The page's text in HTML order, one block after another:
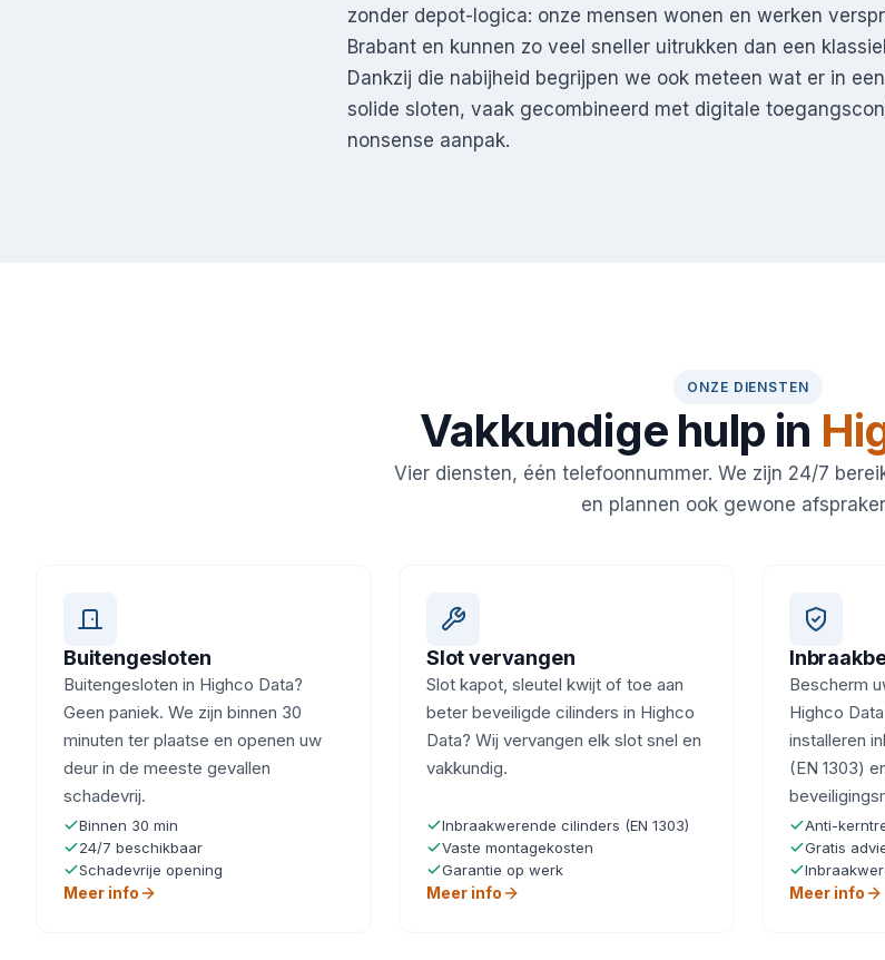
zonder depot-logica: onze mensen wonen en werken
Brabant en kunnen zo veel sneller uitrukken dan een
Dankzij die nabijheid begrijpen we ook meteen wat er in
solide sloten, vaak gecombineerd met digitale
nonsense aanpak.
ONZE DIENSTEN
Vakkundige hulp in
Vier diensten, één telefoonnummer. We zijn 24/7
en plannen ook gewone
Buitengesloten
Buitengesloten in Highco Data?
Geen paniek. We zijn binnen 30
minuten ter plaatse en openen uw
deur in de meeste gevallen
schadevrij.
Binnen 30 min
24/7 beschikbaar
Schadevrije opening
Meer info
Slot vervangen
Slot kapot, sleutel kwijt of toe aan
beter beveiligde cilinders in Highco
Data? Wij vervangen elk slot snel en
vakkundig.
Inbraakwerende cilinders (EN 1303)
Vaste montagekosten
Garantie op werk
Meer info
Bescherm
Highco
installeren
(EN 1303)
Anti-
Gratis
Meer info